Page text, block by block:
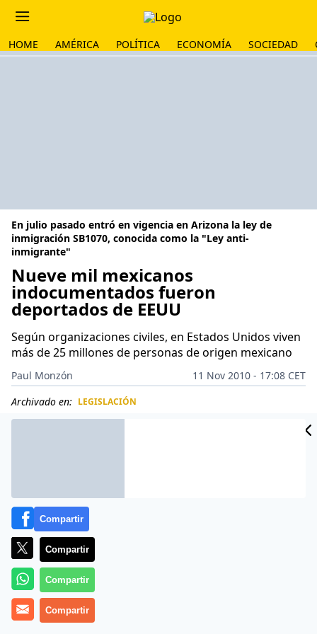
HOME AMÉRICA POLÍTICA ECONOMÍA SOCIEDAD
En julio pasado entró en vigencia en Arizona la ley de
inmigración SB1070, conocida como la "Ley anti-
inmigrante"
Nueve mil mexicanos
indocumentados fueron
deportados de EEUU
Según organizaciones civiles, en Estados Unidos viven
más de 25 millones de personas de origen mexicano
Paul Monzón
11 Nov 2010 - 17:08 CET
Archivado en: LEGISLACIÓN
Unos 9 mil mexicanos indocumentados fueron
Compartir
Compartir
Compartir
Compartir